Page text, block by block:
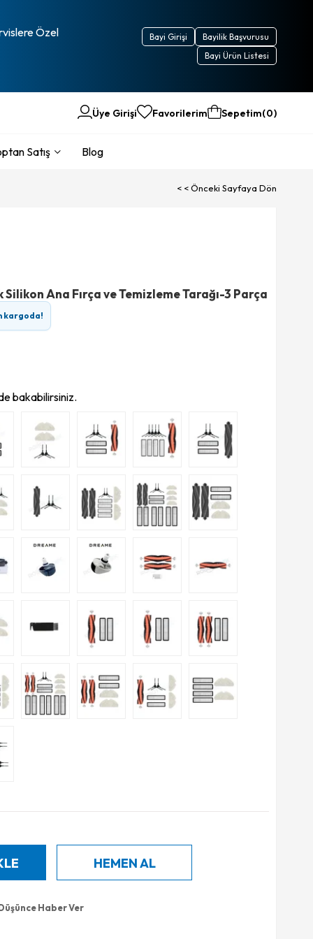
Özel
Bayilik Başvurusu
Bayi Girişi
Bayi Ürün Listesi
Üye Girişi Favorilerim Sepetim 0
Satış Blog
< < Önceki Sayfaya Dön
Silikon Ana Fırça ve Temizleme Tarağı-3 Parça
kargoda!
bakabilirsiniz.
Haber Ver